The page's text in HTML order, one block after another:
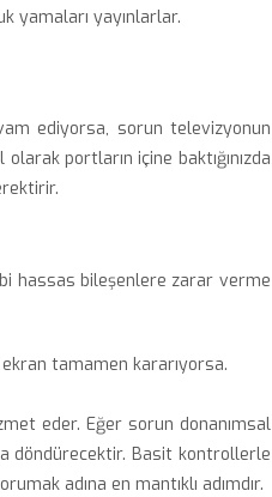
yamaları yayınlarlar.
ediyorsa, sorun televizyonun
portların içine baktığınızda
hassas bileşenlere zarar verme
tamamen kararıyorsa.
eder. Eğer sorun donanımsal
döndürecektir. Basit kontrollerle
adına en mantıklı adımdır.